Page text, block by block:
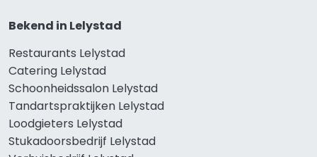
Bekend in Lelystad
Restaurants Lelystad
Catering Lelystad
Schoonheidssalon Lelystad
Tandartspraktijken Lelystad
Loodgieters Lelystad
Stukadoorsbedrijf Lelystad